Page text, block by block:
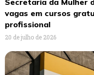
Secretaria da Mulher
vagas em cursos
profissional
20 de julho de 2026